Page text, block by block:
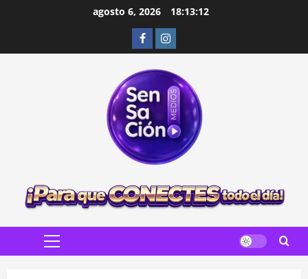
agosto 6, 2026 18:13:13
FacebookInstagram
Menú